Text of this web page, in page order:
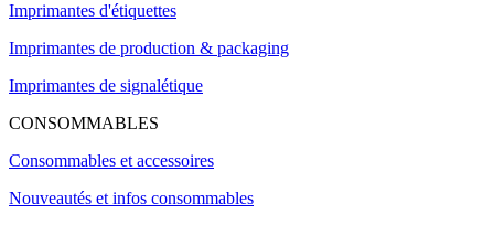
Imprimantes d'étiquettes
Imprimantes de production & packaging
Imprimantes de signalétique
CONSOMMABLES
Consommables et accessoires
Nouveautés et infos consommables